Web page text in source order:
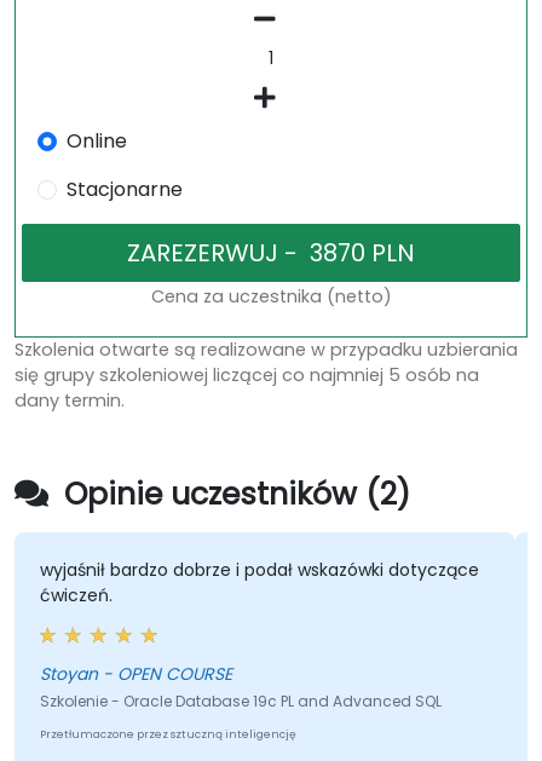
Online
Stacjonarne
Cena za uczestnika (netto)
Szkolenia otwarte są realizowane w przypadku uzbierania
się grupy szkoleniowej liczącej co najmniej 5 osób na
dany termin.
Opinie uczestników (2)
wyjaśnił bardzo dobrze i podał wskazówki dotyczące
ćwiczeń.
Stoyan - OPEN COURSE
Szkolenie - Oracle Database 19c PL and Advanced SQL
Przetłumaczone przez sztuczną inteligencję